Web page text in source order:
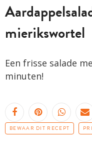
mierikswortel
Een frisse salade
minuten!
BEWAAR DIT RECEPT